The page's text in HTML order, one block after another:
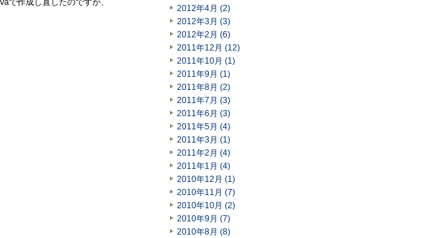
2012年4月 (2)
2012年3月 (3)
2012年2月 (6)
2011年12月 (12)
2011年10月 (1)
2011年9月 (1)
2011年8月 (2)
2011年7月 (3)
2011年6月 (3)
2011年5月 (4)
2011年3月 (1)
2011年2月 (4)
2011年1月 (4)
2010年12月 (1)
2010年11月 (7)
2010年10月 (2)
2010年9月 (7)
2010年8月 (8)